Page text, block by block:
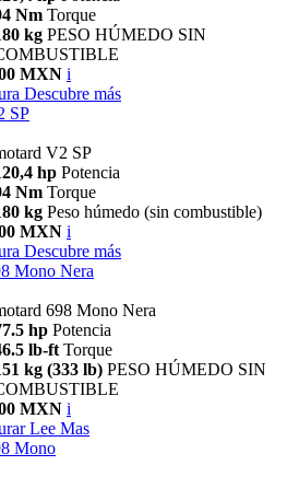
Nm Torque
kg PESO HÚMEDO SIN
MXN i
Descubre más
SP
V2 SP
hp Potencia
Nm Torque
kg Peso húmedo (sin combustible)
MXN i
Descubre más
Mono Nera
698 Mono Nera
hp Potencia
lb-ft Torque
kg (333 lb) PESO HÚMEDO SIN
MXN i
Lee Mas
Mono